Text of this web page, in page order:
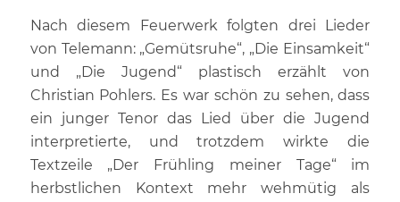
Nach diesem Feuerwerk folgten drei Lieder
von Telemann: „Gemütsruhe“, „Die Einsamkeit“
und „Die Jugend“ plastisch erzählt von
Christian Pohlers. Es war schön zu sehen, dass
ein junger Tenor das Lied über die Jugend
interpretierte, und trotzdem wirkte die
Textzeile „Der Frühling meiner Tage“ im
herbstlichen Kontext mehr wehmütig als